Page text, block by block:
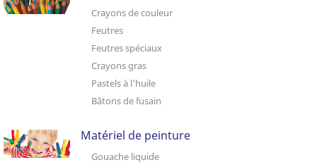
Crayons de couleur
Feutres
Feutres spéciaux
Crayons gras
Pastels à l'huile
Bâtons de fusain
Matériel de peinture
Gouache liquide